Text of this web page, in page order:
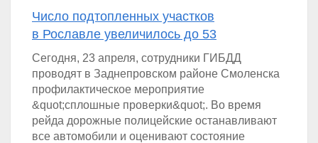
Число подтопленных участков
в Рославле увеличилось до 53
Сегодня, 23 апреля, сотрудники ГИБДД
проводят в Заднепровском районе Смоленска
профилактическое мероприятие
&quot;сплошные проверки&quot;. Во время
рейда дорожные полицейские останавливают
все автомобили и оценивают состояние